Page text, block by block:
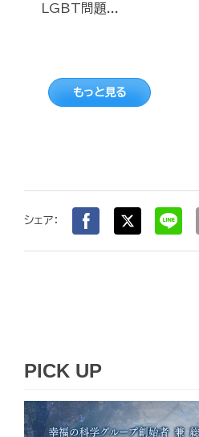
LGBT問題...
もっと見る
シェア：
PICK UP